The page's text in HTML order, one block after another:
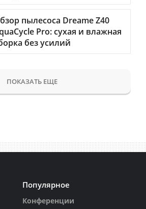
пылесоса Dreame Z40
Pro: сухая и влажная
без усилий
ПОКАЗАТЬ ЕЩЕ
Популярное
Конференции